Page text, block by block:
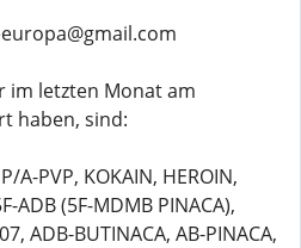
letzten Monat am
haben, sind:
A-PVP, KOKAIN, HEROIN,
ADB (5F-MDMB PINACA),
ADB-BUTINACA, AB-PINACA,